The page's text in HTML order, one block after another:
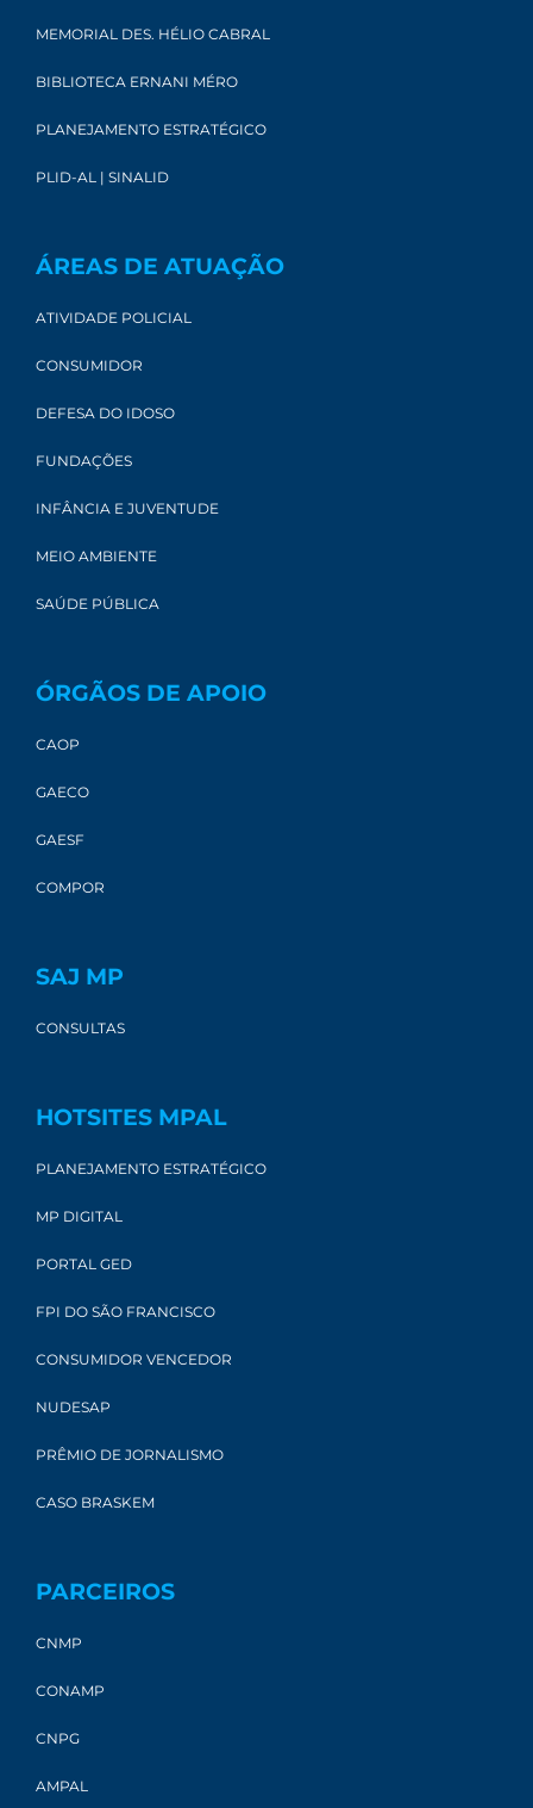
MEMORIAL DES. HÉLIO CABRAL
BIBLIOTECA ERNANI MÉRO
PLANEJAMENTO ESTRATÉGICO
PLID-AL | SINALID
ÁREAS DE ATUAÇÃO
ATIVIDADE POLICIAL
CONSUMIDOR
DEFESA DO IDOSO
FUNDAÇÕES
INFÂNCIA E JUVENTUDE
MEIO AMBIENTE
SAÚDE PÚBLICA
ÓRGÃOS DE APOIO
CAOP
GAECO
GAESF
COMPOR
SAJ MP
CONSULTAS
HOTSITES MPAL
PLANEJAMENTO ESTRATÉGICO
MP DIGITAL
PORTAL GED
FPI DO SÃO FRANCISCO
CONSUMIDOR VENCEDOR
NUDESAP
PRÊMIO DE JORNALISMO
CASO BRASKEM
PARCEIROS
CNMP
CONAMP
CNPG
AMPAL